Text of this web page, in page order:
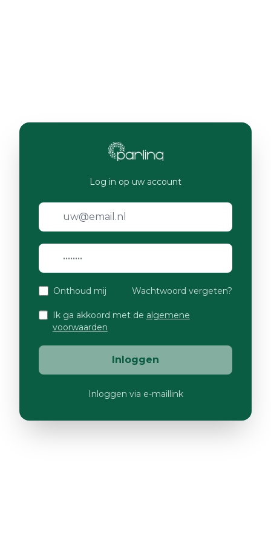
Log in op uw account
Onthoud mij Wachtwoord vergeten?
Ik ga akkoord met de algemene
voorwaarden
Inloggen
Inloggen via e-maillink